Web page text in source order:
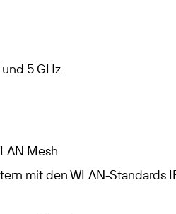
5 GHz
Mesh
mit den WLAN-